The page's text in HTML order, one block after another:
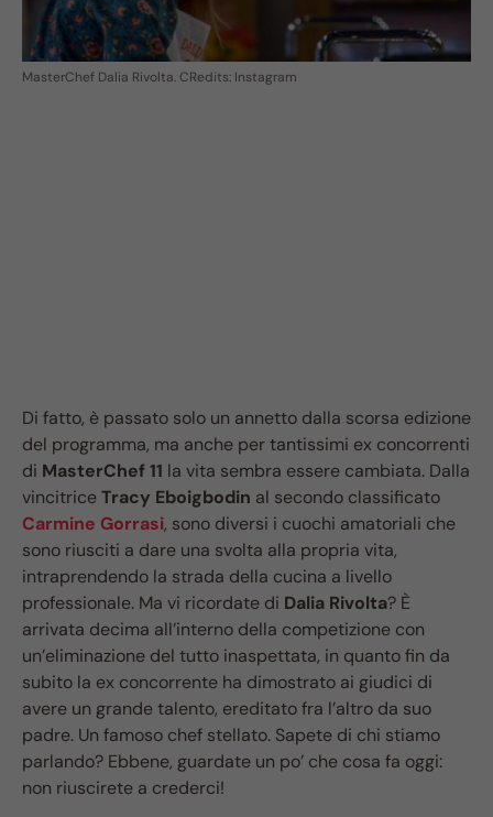
MasterChef Dalia Rivolta. CRedits: Instagram
Di fatto, è passato solo un annetto dalla scorsa edizione
del programma, ma anche per tantissimi ex concorrenti
di MasterChef 11 la vita sembra essere cambiata. Dalla
vincitriceTracy Eboigbodin al secondo classificato
Carmine Gorrasi, sono diversi i cuochi amatoriali che
sono riusciti a dare una svolta alla propria vita,
intraprendendo la strada della cucina a livello
professionale. Ma vi ricordate di Dalia Rivolta? È
arrivata decima all’interno della competizione con
un’eliminazione del tutto inaspettata, in quanto fin da
subito la ex concorrente ha dimostrato ai giudici di
avere un grande talento, ereditato fra l’altro da suo
padre. Un famoso chef stellato. Sapete di chi stiamo
parlando? Ebbene, guardate un po’ che cosa fa oggi:
non riuscirete a crederci!